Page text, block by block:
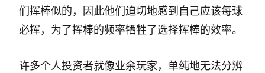
们挥棒似的，因此他们迫切地感到自己应该每球
必挥，为了挥棒的频率牺牲了选择挥棒的效率。
许多个人投资者就像业余玩家，单纯地无法分辨